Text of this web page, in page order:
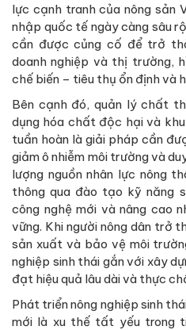
lực cạnh tranh của nông sản
nhập quốc tế ngày càng sâu
cần được củng cố để trở
doanh nghiệp và thị trường,
chế biến – tiêu thụ ổn định và
Bên cạnh đó, quản lý chất
dụng hóa chất độc hại và
tuần hoàn là giải pháp cần
giảm ô nhiễm môi trường và
lượng nguồn nhân lực nông
thông qua đào tạo kỹ năng
công nghệ mới và nâng cao
vững. Khi người nông dân trở
sản xuất và bảo vệ môi
nghiệp sinh thái gắn với xây
đạt hiệu quả lâu dài và thực
Phát triển nông nghiệp sinh
mới là xu thế tất yếu trong